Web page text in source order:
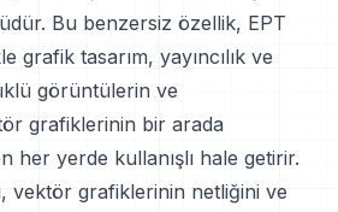
Bu benzersiz özellik, EPT
grafik tasarım, yayıncılık ve
görüntülerin ve
grafiklerinin bir arada
her yerde kullanışlı hale getirir.
vektör grafiklerinin netliğini ve